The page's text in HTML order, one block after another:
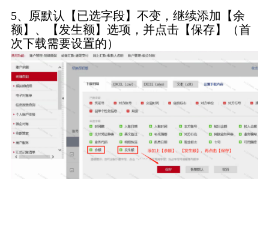
5、原默认【已选字段】不变，继续添加【余
额】、【发生额】选项，并点击【保存】（首
次下载需要设置的）